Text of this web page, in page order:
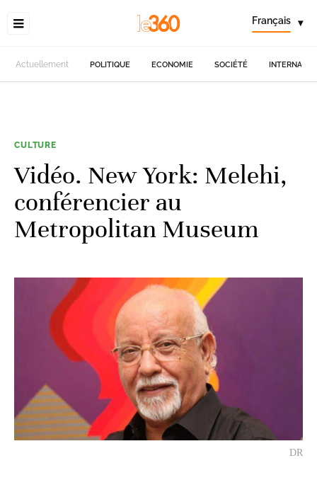
Français ▾
Actuellement POLITIQUE ECONOMIE SOCIÉTÉ
CULTURE
Vidéo. New York: Melehi,
conférencier au
Metropolitan Museum
DR